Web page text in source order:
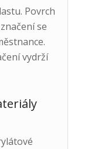
Povrch
se
vydrží